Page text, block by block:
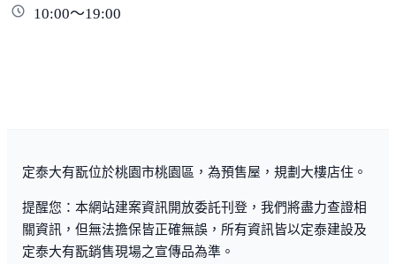
10:00～19:00
定泰大有翫位於桃園市桃園區，為預售屋，規劃大樓店住。
提醒您：本網站建案資訊開放委託刊登，我們將盡力查證相
關資訊，但無法擔保皆正確無誤，所有資訊皆以定泰建設及
定泰大有翫銷售現場之宣傳品為準。